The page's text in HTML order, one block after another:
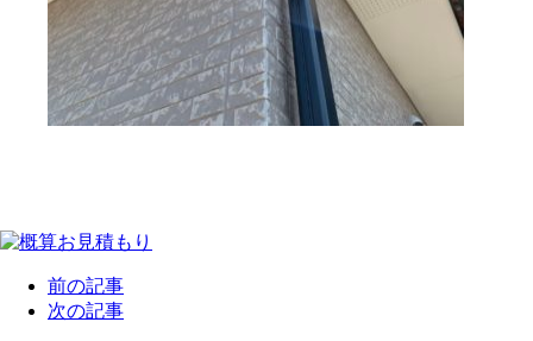
前の記事
次の記事